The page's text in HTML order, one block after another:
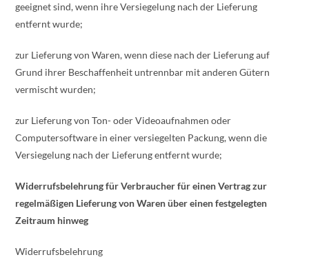
geeignet sind, wenn ihre Versiegelung nach der Lieferung
entfernt wurde;
zur Lieferung von Waren, wenn diese nach der Lieferung auf
Grund ihrer Beschaffenheit untrennbar mit anderen Gütern
vermischt wurden;
zur Lieferung von Ton- oder Videoaufnahmen oder
Computersoftware in einer versiegelten Packung, wenn die
Versiegelung nach der Lieferung entfernt wurde;
Widerrufsbelehrung für Verbraucher für einen Vertrag zur
regelmäßigen Lieferung von Waren über einen festgelegten
Zeitraum hinweg
Widerrufsbelehrung